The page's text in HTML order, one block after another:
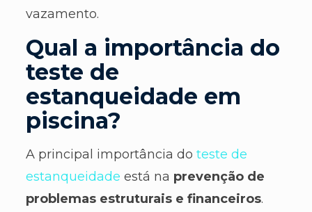
vazamento.
Qual a importância do
teste de
estanqueidade em
piscina?
A principal importância do teste de
estanqueidade está na prevenção de
problemas estruturais e financeiros.